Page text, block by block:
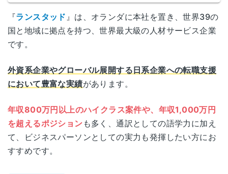
サービス名 ランスタッド
公式サイト https://www.randstad.co.jp/
運営会社 ランスタッド株式会社
『ランスタッド 』は、オランダに本社を置き、世界39の
国と地域に拠点を持つ、世界最大級の人材サービス企業
です。
外資系企業やグローバル展開する日系企業への転職支援
において豊富な実績があります。
年収800万円以上のハイクラス案件や、年収1,000万円
を超えるポジション も多く、通訳としての語学力に加え
て、ビジネスパーソンとしての実力も発揮したい方にお
すすめです。